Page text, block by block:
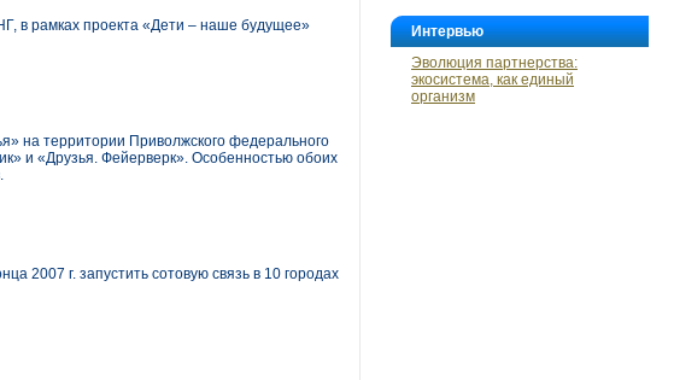
Интервью
Эволюция партнерства:
экосистема, как единый
организм
в рамках проекта «Дети – наше будущее»
на территории Приволжского федерального
и «Друзья. Фейерверк». Особенностью обоих
2007 г. запустить сотовую связь в 10 городах